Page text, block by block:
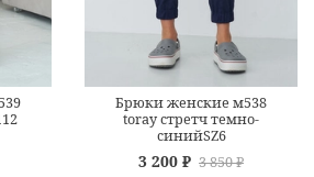
Брюки женские м538
toray стретч темно-
синийSZ6
3 200 ₽ 3 850 ₽